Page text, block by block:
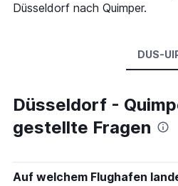
Düsseldorf nach Quimper.
DUS-
Düsseldorf -
gestellte Fragen
Auf welchem Flughafen